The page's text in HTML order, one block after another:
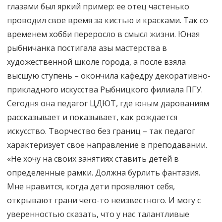
глазами был яркий пример: ее отец частенько
проводил свое время за кистью и красками. Так со
временем хобби переросло в смысл жизни. Юная
рыбничанка постигала азы мастерства в
художественной школе города, а после взяла
высшую ступень – окончила кафедру декоративно-
прикладного искусства Рыбницкого филиала ПГУ.
Сегодня она педагог ЦДЮТ, где юным дарованиям
рассказывает и показывает, как рождается
искусство. Творчество без границ – так педагог
характеризует свое направление в преподавании.
«Не хочу на своих занятиях ставить детей в
определенные рамки. Должна бурлить фантазия.
Мне нравится, когда дети проявляют себя,
открывают грани чего-то неизвестного. И могу с
уверенностью сказать, что у нас талантливые